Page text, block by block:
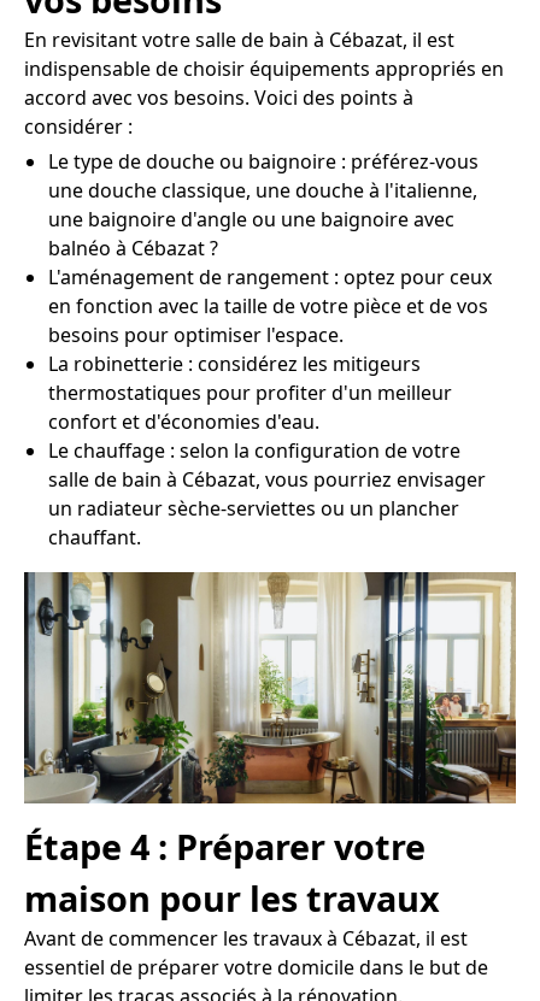
En revisitant votre salle de bain à Cébazat, il est
indispensable de choisir équipements appropriés en
accord avec vos besoins. Voici des points à
considérer :
Le type de douche ou baignoire : préférez-vous
une douche classique, une douche à l'italienne,
une baignoire d'angle ou une baignoire avec
balnéo à Cébazat ?
L'aménagement de rangement : optez pour ceux
en fonction avec la taille de votre pièce et de vos
besoins pour optimiser l'espace.
La robinetterie : considérez les mitigeurs
thermostatiques pour profiter d'un meilleur
confort et d'économies d'eau.
Le chauffage : selon la configuration de votre
salle de bain à Cébazat, vous pourriez envisager
un radiateur sèche-serviettes ou un plancher
chauffant.
Étape 4 : Préparer votre
maison pour les travaux
Avant de commencer les travaux à Cébazat, il est
essentiel de préparer votre domicile dans le but de